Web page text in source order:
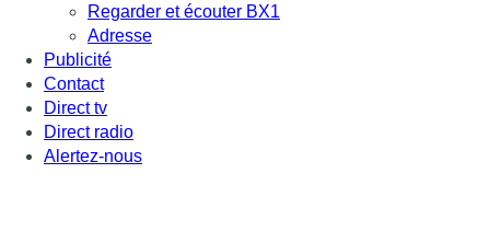
Regarder et écouter BX1
Adresse
Publicité
Contact
Direct tv
Direct radio
Alertez-nous